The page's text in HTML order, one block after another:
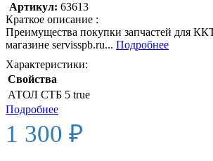
Артикул: 63613
Краткое описание :
Преимущества покупки запчастей для
магазине servisspb.ru... Подробнее
Характеристики:
Свойства
АТОЛ СТБ 5 true
Подробнее
1 300 ₽